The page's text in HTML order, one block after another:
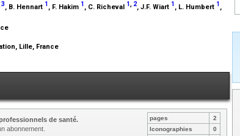
3, B. Hennart 1 , F. Hakim 1 , C. Richeval 1, 2, J.F. Wiart 1 , L. Humbert 1 ,
Lille, France
de santé.
abonnement.
pages
2
Iconographies
0